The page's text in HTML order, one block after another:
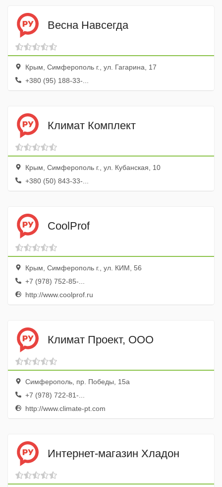
Весна Навсегда
Крым, Симферополь г., ул. Гагарина, 17
+380 (95) 188-33-...
Климат Комплект
Крым, Симферополь г., ул. Кубанская, 10
+380 (50) 843-33-...
CoolProf
Крым, Симферополь г., ул. КИМ, 56
+7 (978) 752-85-...
http://www.coolprof.ru
Климат Проект, ООО
Симферополь, пр. Победы, 15а
+7 (978) 722-81-...
http://www.climate-pt.com
Интернет-магазин Хладон